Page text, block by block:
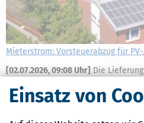
Einsatz von
Mieterstrom: Vorsteuerabzug für
[02.07.2026, 09:08 Uhr] Die
bedeutet, dass Vermieter, die eine